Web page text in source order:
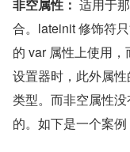
非空属性： 适用于
合。lateinit 修饰符
的 var 属性上使用
设置器时，此外属
类型。而非空属性
的。如下是一个案例